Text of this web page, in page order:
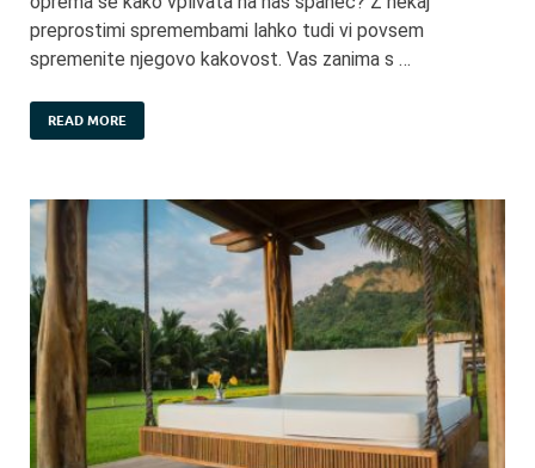
preprostimi spremembami lahko tudi vi povsem
spremenite njegovo kakovost. Vas zanima s …
READ MORE